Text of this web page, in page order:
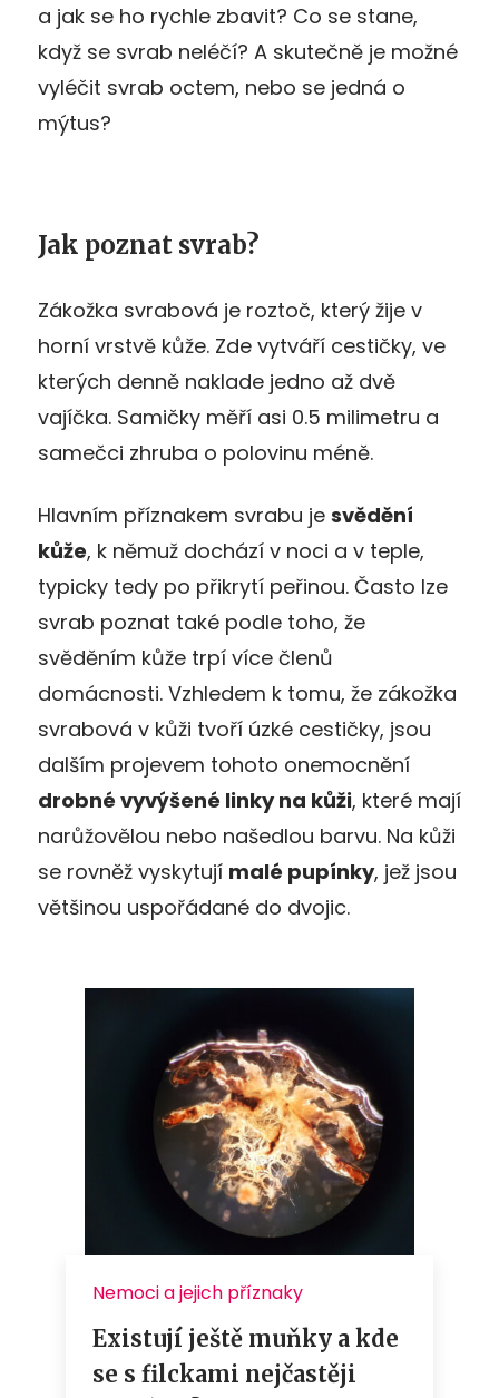
a jak se ho rychle zbavit? Co se stane,
když se svrab neléčí? A skutečně je možné
vyléčit svrab octem, nebo se jedná o
mýtus?
Jak poznat svrab?
Zákožka svrabová je roztoč, který žije v
horní vrstvě kůže. Zde vytváří cestičky, ve
kterých denně naklade jedno až dvě
vajíčka. Samičky měří asi 0.5 milimetru a
samečci zhruba o polovinu méně.
Hlavním příznakem svrabu je svědění
kůže, k němuž dochází v noci a v teple,
typicky tedy po přikrytí peřinou. Často lze
svrab poznat také podle toho, že
svěděním kůže trpí více členů
domácnosti. Vzhledem k tomu, že zákožka
svrabová v kůži tvoří úzké cestičky, jsou
dalším projevem tohoto onemocnění
drobné vyvýšené linky na kůži, které mají
narůžovělou nebo našedlou barvu. Na kůži
se rovněž vyskytují malé pupínky, jež jsou
většinou uspořádané do dvojic.